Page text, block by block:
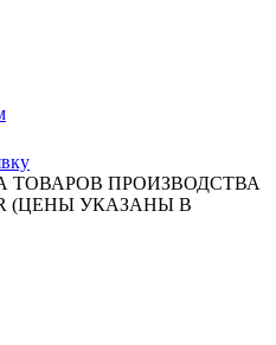
ПРОИЗВОДСТВА
(ЦЕНЫ УКАЗАНЫ В